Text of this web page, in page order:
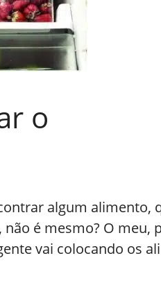
o
algum alimento,
é mesmo? O meu,
vai colocando os